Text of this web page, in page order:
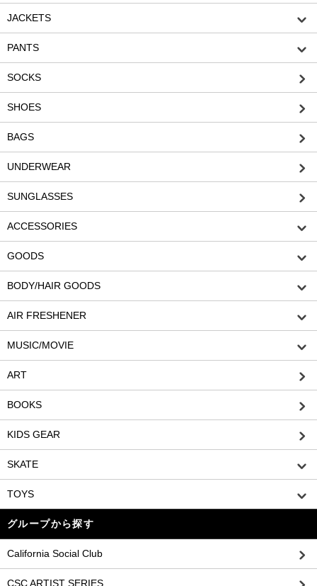
JACKETS
PANTS
SOCKS
SHOES
BAGS
UNDERWEAR
SUNGLASSES
ACCESSORIES
GOODS
BODY/HAIR GOODS
AIR FRESHENER
MUSIC/MOVIE
ART
BOOKS
KIDS GEAR
SKATE
TOYS
グループから探す
California Social Club
CSC ARTIST SERIES